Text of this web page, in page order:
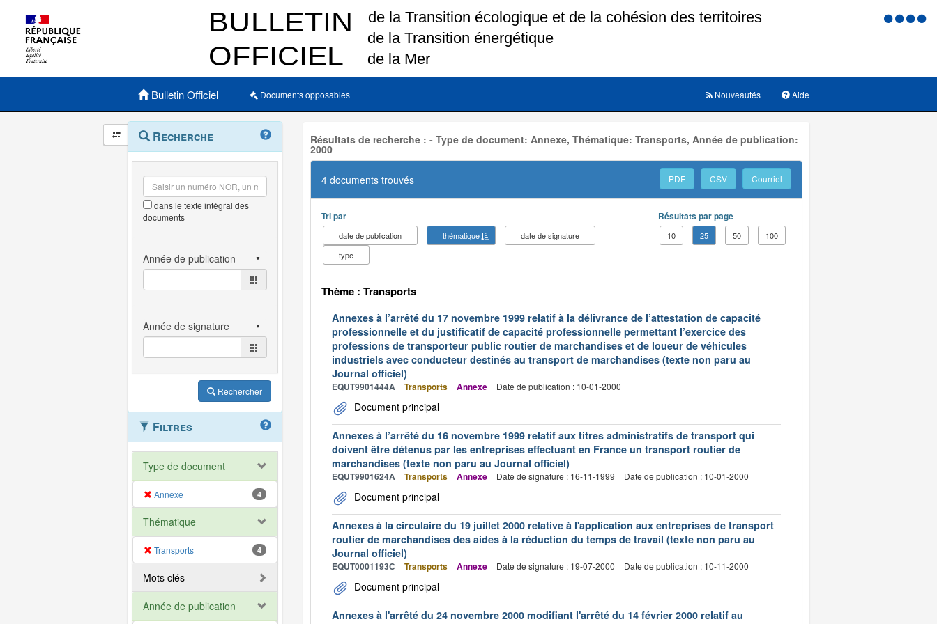
Menu
Menu principal
Bulletin Officiel Documents opposables Aide
Nouveautés
Navigation
et
outils
annexes
Menu
contextuel
Recherche
dans le texte intégral des
documents
Rechercher
Filtres
Type de document
Annexe 4
Thématique
Transports 4
Mots clés
Année de publication
Résultats de recherche : - Type de document: Annexe, Thématique: Transports, Année de publication:
2000
4 documents trouvés PDF CSV Courriel
Tri par
date de publication thématique
date de signature
type
Résultats par page
10 25 50 100
Thème : Transports
Annexes à l’arrêté du 17 novembre 1999 relatif à la délivrance de l’attestation de capacité
professionnelle et du justificatif de capacité professionnelle permettant l’exercice des
professions de transporteur public routier de marchandises et de loueur de véhicules
industriels avec conducteur destinés au transport de marchandises (texte non paru au
Journal officiel)
EQUT9901444A Transports Annexe Date de publication : 10-01-2000
Document principal
Annexes à l’arrêté du 16 novembre 1999 relatif aux titres administratifs de transport qui
doivent être détenus par les entreprises effectuant en France un transport routier de
marchandises (texte non paru au Journal officiel)
EQUT9901624A Transports Annexe Date de signature : 16-11-1999 Date de publication : 10-01-2000
Document principal
Annexes à la circulaire du 19 juillet 2000 relative à l'application aux entreprises de transport
routier de marchandises des aides à la réduction du temps de travail (texte non paru au
Journal officiel)
EQUT0001193C Transports Annexe Date de signature : 19-07-2000 Date de publication : 10-11-2000
Document principal
Annexes à l'arrêté du 24 novembre 2000 modifiant l'arrêté du 14 février 2000 relatif au